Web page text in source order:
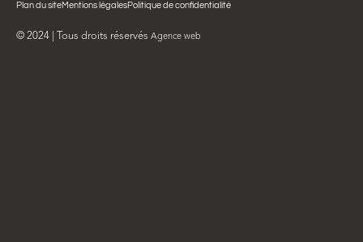
Plan du siteMentions légalesPolitique de confidentialité
© 2024 | Tous droits réservés Agence web